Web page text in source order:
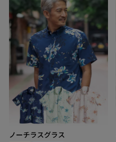
ノーチラスグラス